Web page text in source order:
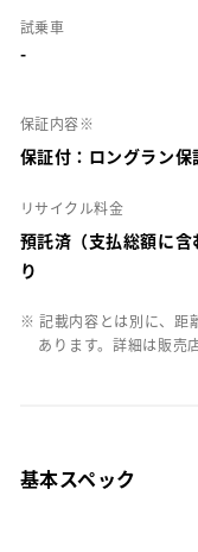
試乗車
-
保証内容※
保証付：ロングラン
リサイクル料金
預託済（支払総額に
り
※ 記載内容とは別に、距
あります。詳細は販売
基本スペック